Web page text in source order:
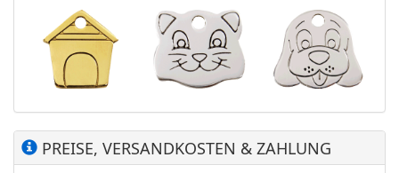
PREISE, VERSANDKOSTEN & ZAHLUNG